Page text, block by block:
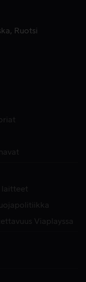
Ruotsi
laitteet
Viaplayssa